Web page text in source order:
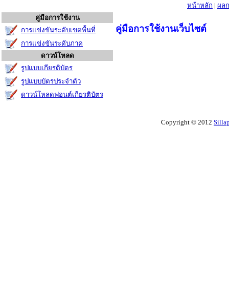
หน้าหลัก | ผล
คู่มือการใช้งาน
การแข่งขันระดับเขตพื้นที่
การแข่งขันระดับภาค
ดาวน์โหลด
รูปแบบเกียรติบัตร
รูปแบบบัตรประจำตัว
ดาวน์โหลดฟอนต์เกียรติบัตร
คู่มือการใช้งานเว็บไซต์
Copyright © 2012